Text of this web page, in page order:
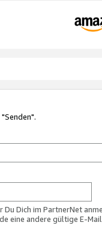
Du Dich im PartnerNet
eine andere gültige E-